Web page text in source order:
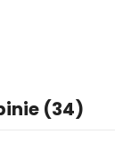
(34)